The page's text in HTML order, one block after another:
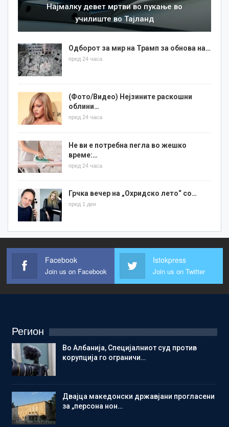
Најмалку девет мртви во пукање во
училиште во Тајланд
Одборот за мир на Трамп за обнова на…
пред 24 часа
(Фото/Видео) Нејзините раскошни
облини…
пред 24 часа
Не ви е потребна пегла во жешко
време:…
пред 24 часа
Грчка вечер на „Охридско лето“ со…
пред 1 ден
Facebook
Join us on Facebook
Istokpress
Join us on Twitter
Регион
Во Албанија, Специјалниот суд против
корупција го ограничи…
Двајца македонски државјани прогласени
за „персона нон…